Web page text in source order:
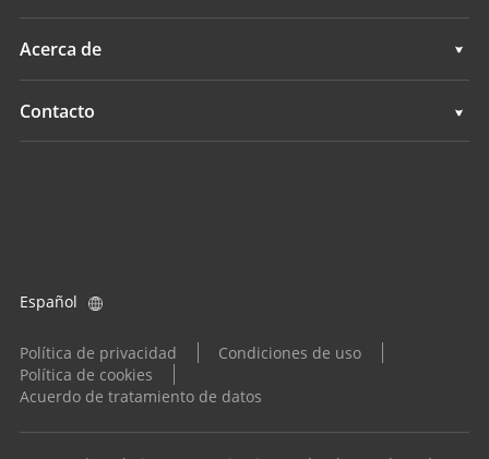
Navegación
Navegación
Soporte
Acerca de
Descripción general
Inversores
Contacto
Política de privacidad
Condiciones de uso
Política de cookies
Acuerdo de tratamiento de datos
Español